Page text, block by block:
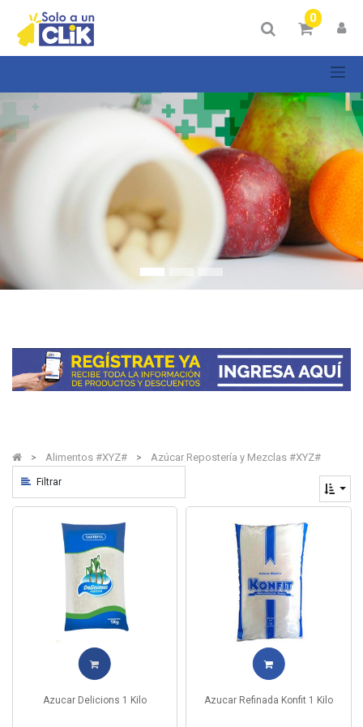
0
Alimentos #XYZ# Azúcar Repostería y Mezclas #XYZ#
Filtrar
Mostrar
Categorías
Mostrar
opciones
Azucar Delicions 1 Kilo Azucar Refinada Konfit 1 Kilo